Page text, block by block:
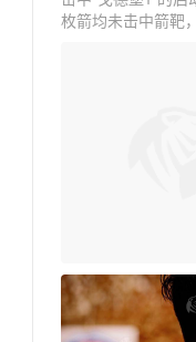
枚箭均未击中箭靶